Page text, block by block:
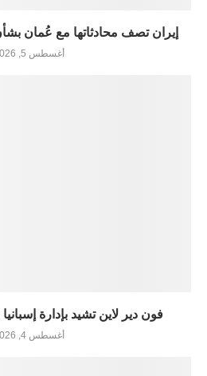
إيران تصف محادثاتها مع عُمان
أغسطس 5, 2026
فون دير لاين تشيد بإدارة
أغسطس 4, 2026